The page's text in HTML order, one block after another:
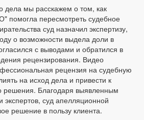
дела мы расскажем о том, как
помогла пересмотреть судебное
суд назначил экспертизу,
о возможности выдела доли в
с выводами и обратился в
рецензирования. Видео
рецензия на судебную
на исход дела и привести к
решения. Благодаря выявленным
суд апелляционной
решение в пользу клиента.